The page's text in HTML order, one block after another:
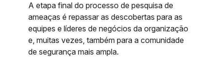
A etapa final do processo de pesquisa de
ameaças é repassar as descobertas para as
equipes e líderes de negócios da organização
e, muitas vezes, também para a comunidade
de segurança mais ampla.